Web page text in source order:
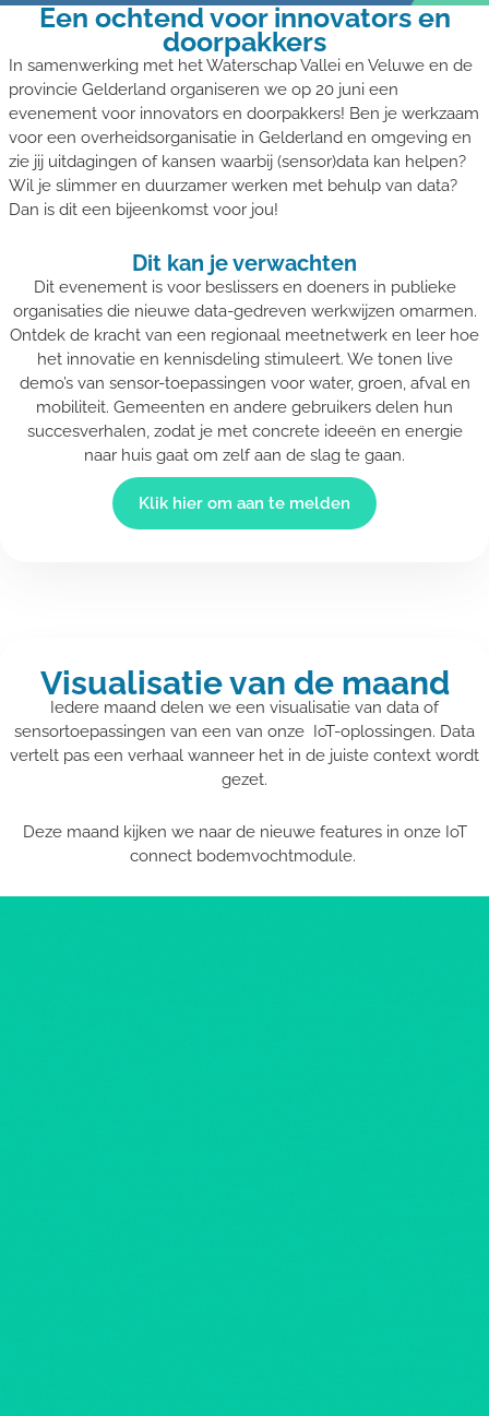
Een ochtend voor innovators en
doorpakkers
In samenwerking met het Waterschap Vallei en Veluwe en de
provincie Gelderland organiseren we op 20 juni een
evenement voor innovators en doorpakkers! Ben je werkzaam
voor een overheidsorganisatie in Gelderland en omgeving en
zie jij uitdagingen of kansen waarbij (sensor)data kan helpen?
Wil je slimmer en duurzamer werken met behulp van data?
Dan is dit een bijeenkomst voor jou!
Dit kan je verwachten
Dit evenement is voor beslissers en doeners in publieke
organisaties die nieuwe data-gedreven werkwijzen omarmen.
Ontdek de kracht van een regionaal meetnetwerk en leer hoe
het innovatie en kennisdeling stimuleert. We tonen live
demo’s van sensor-toepassingen voor water, groen, afval en
mobiliteit. Gemeenten en andere gebruikers delen hun
succesverhalen, zodat je met concrete ideeën en energie
naar huis gaat om zelf aan de slag te gaan.
Klik hier om aan te melden
Visualisatie van de maand
Iedere maand delen we een visualisatie van data of
sensortoepassingen van een van onze IoT-oplossingen. Data
vertelt pas een verhaal wanneer het in de juiste context wordt
gezet.
Deze maand kijken we naar de nieuwe features in onze IoT
connect bodemvochtmodule.